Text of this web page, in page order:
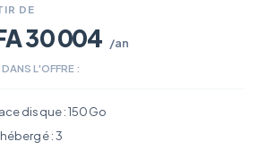
DE
30 004 /an
L'OFFRE :
disque : 150Go
: 3